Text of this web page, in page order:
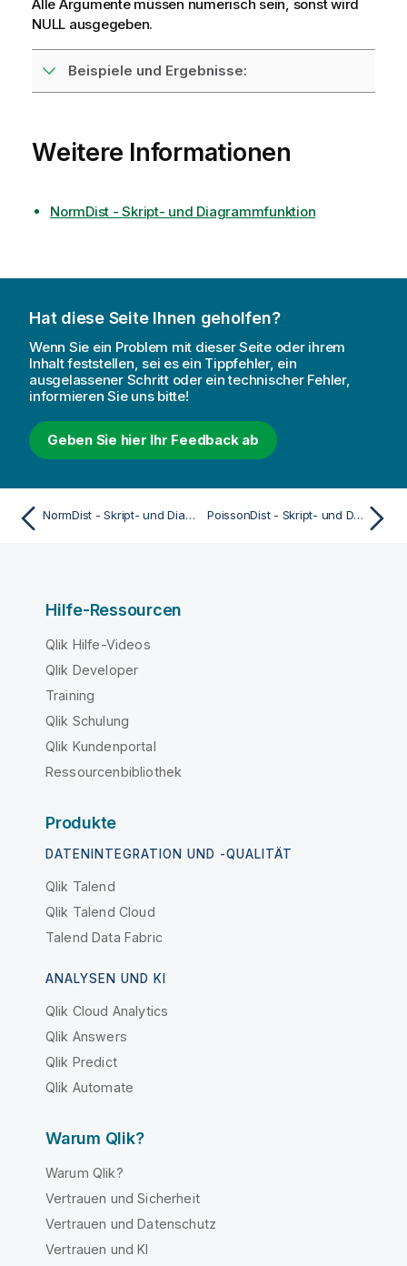
Alle Argumente müssen numerisch sein, sonst wird
NULL ausgegeben.
Beispiele und Ergebnisse:
Weitere Informationen
NormDist - Skript- und Diagrammfunktion
Hat diese Seite Ihnen geholfen?
Wenn Sie ein Problem mit dieser Seite oder ihrem
Inhalt feststellen, sei es ein Tippfehler, ein
ausgelassener Schritt oder ein technischer Fehler,
informieren Sie uns bitte!
Geben Sie hier Ihr Feedback ab
NormDist - Skript- und Diagrammfunktion PoissonDist - Skript- und Diagrammfunktion
Hilfe-Ressourcen
Qlik Hilfe-Videos
Qlik Developer
Training
Qlik Schulung
Qlik Kundenportal
Ressourcenbibliothek
Produkte
DATENINTEGRATION UND -QUALITÄT
Qlik Talend
Qlik Talend Cloud
Talend Data Fabric
ANALYSEN UND KI
Qlik Cloud Analytics
Qlik Answers
Qlik Predict
Qlik Automate
Warum Qlik?
Warum Qlik?
Vertrauen und Sicherheit
Vertrauen und Datenschutz
Vertrauen und KI